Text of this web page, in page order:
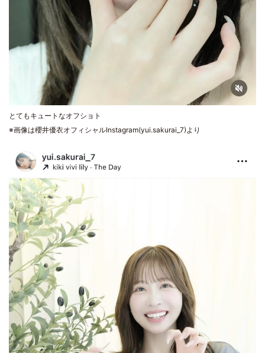
とてもキュートなオフショト
※画像は櫻井優衣オフィシャルInstagram(yui.sakurai_7)より